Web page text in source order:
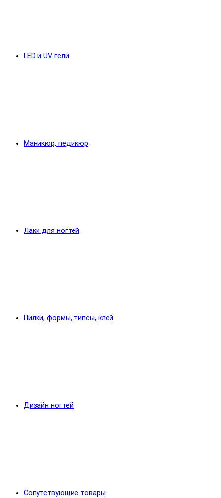
LED и UV гели
Маникюр, педикюр
Лаки для ногтей
Пилки, формы, типсы, клей
Дизайн ногтей
Сопутствующие товары